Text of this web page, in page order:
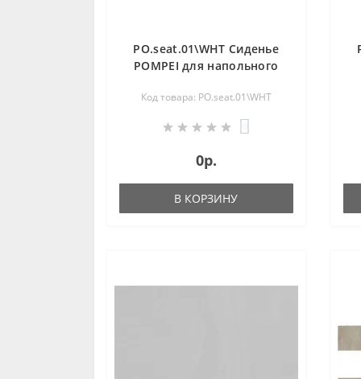
PO.seat.01\WHT Сиденье
POMPEI для напольного
Код товара: PO.seat.01\WHT
0р.
В КОРЗИНУ